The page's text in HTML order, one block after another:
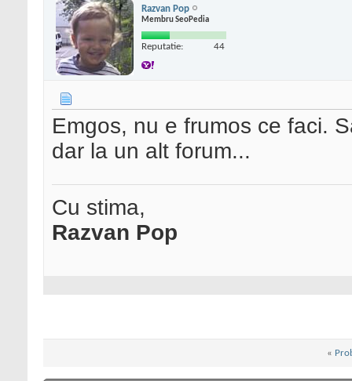
Razvan Pop
Membru SeoPedia
Reputatie: 44
Emgos, nu e frumos ce faci.
dar la un alt forum...
Cu stima,
Razvan Pop
«